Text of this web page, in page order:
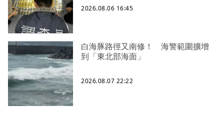
2026.08.06 16:45
白海豚路徑又南修！ 海警範圍擴增
到「東北部海面」
2026.08.07 22:22